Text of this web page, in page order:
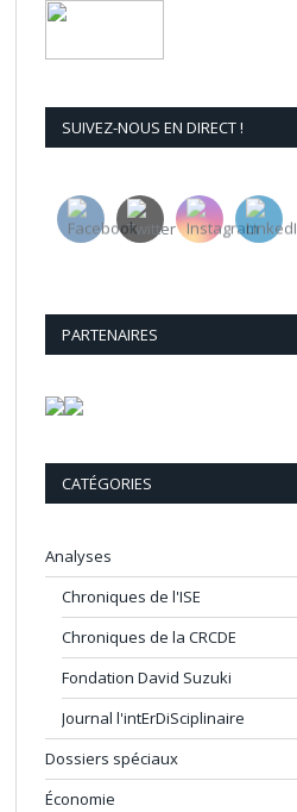
SUIVEZ-NOUS EN DIRECT !
PARTENAIRES
CATÉGORIES
Analyses
Chroniques de l'ISE
Chroniques de la CRCDE
Fondation David Suzuki
Journal l'intErDiSciplinaire
Dossiers spéciaux
Économie